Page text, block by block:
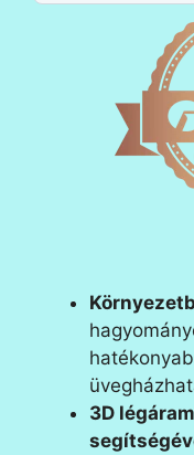
3D